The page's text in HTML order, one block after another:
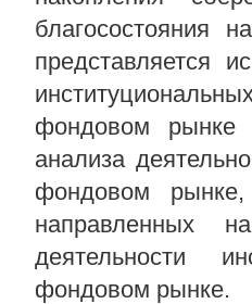
благосостояния
представляется
фондовом рынке
анализа
фондовом рынке,
направленных
деятельности
фондовом рынке.